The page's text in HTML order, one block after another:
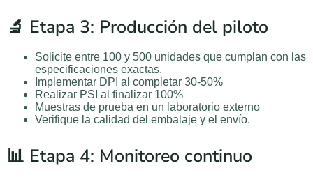
🔬 Etapa 3: Producción del piloto
Solicite entre 100 y 500 unidades que cumplan con las
especificaciones exactas.
Implementar DPI al completar 30-50%
Realizar PSI al finalizar 100%
Muestras de prueba en un laboratorio externo
Verifique la calidad del embalaje y el envío.
📊 Etapa 4: Monitoreo continuo